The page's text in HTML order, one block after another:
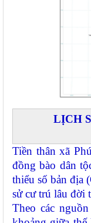
LỊCH
Tiền thân xã
đồng bào dân
thiểu số bản địa
sử cư trú lâu đời
Theo các